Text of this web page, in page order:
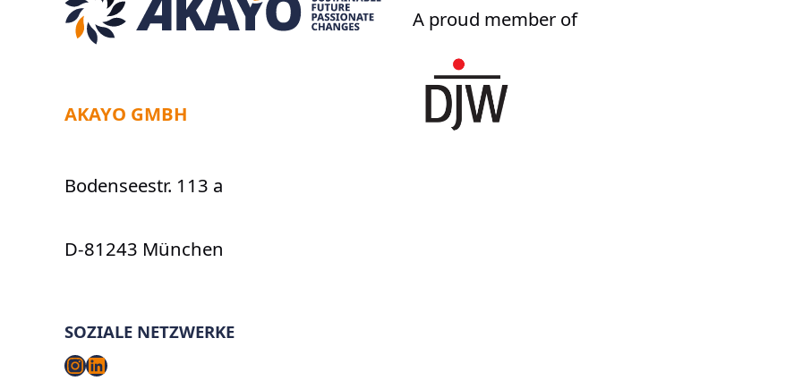
werden
sollte
AKAYO GMBH
Bodenseestr. 113 a
D-81243 München
A proud member of
SOZIALE NETZWERKE
Instagram
LinkedIn